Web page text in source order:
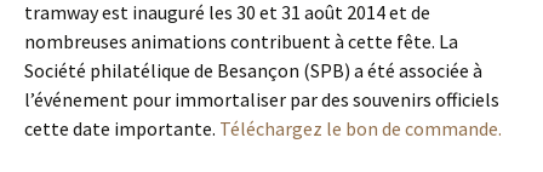
tramway est inauguré les 30 et 31 août 2014 et de
nombreuses animations contribuent à cette fête. La
Société philatélique de Besançon (SPB) a été associée à
l’événement pour immortaliser par des souvenirs officiels
cette date importante. Téléchargez le bon de commande.